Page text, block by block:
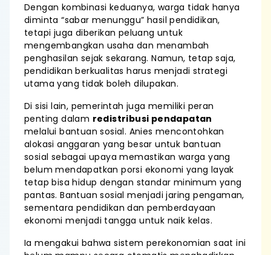
Dengan kombinasi keduanya, warga tidak hanya
diminta “sabar menunggu” hasil pendidikan,
tetapi juga diberikan peluang untuk
mengembangkan usaha dan menambah
penghasilan sejak sekarang. Namun, tetap saja,
pendidikan berkualitas harus menjadi strategi
utama yang tidak boleh dilupakan.
Di sisi lain, pemerintah juga memiliki peran
penting dalam redistribusi pendapatan
melalui bantuan sosial. Anies mencontohkan
alokasi anggaran yang besar untuk bantuan
sosial sebagai upaya memastikan warga yang
belum mendapatkan porsi ekonomi yang layak
tetap bisa hidup dengan standar minimum yang
pantas. Bantuan sosial menjadi jaring pengaman,
sementara pendidikan dan pemberdayaan
ekonomi menjadi tangga untuk naik kelas.
Ia mengakui bahwa sistem perekonomian saat ini